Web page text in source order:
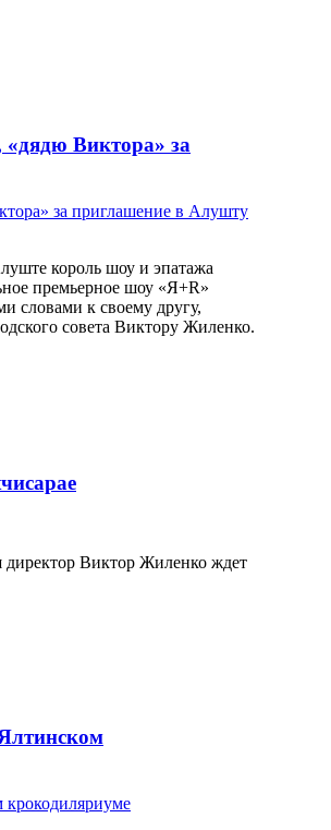
«дядю Виктора» за
король шоу и эпатажа
премьерное шоу «Я+R»
словами к своему другу,
совета Виктору Жиленко.
Виктор Жиленко ждет